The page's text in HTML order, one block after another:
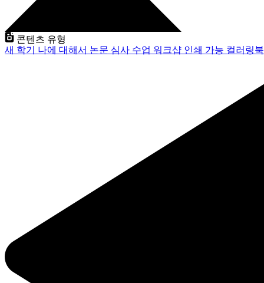
콘텐츠 유형
새 학기 나에 대해서 논문 심사 수업 워크샵 인쇄 가능 컬러링북